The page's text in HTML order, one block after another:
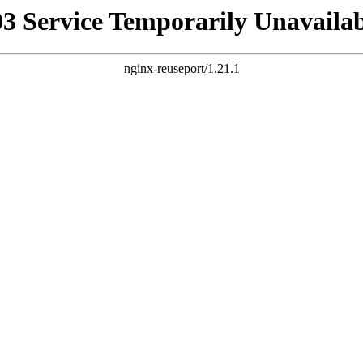
Service Temporarily
nginx-reuseport/1.21.1